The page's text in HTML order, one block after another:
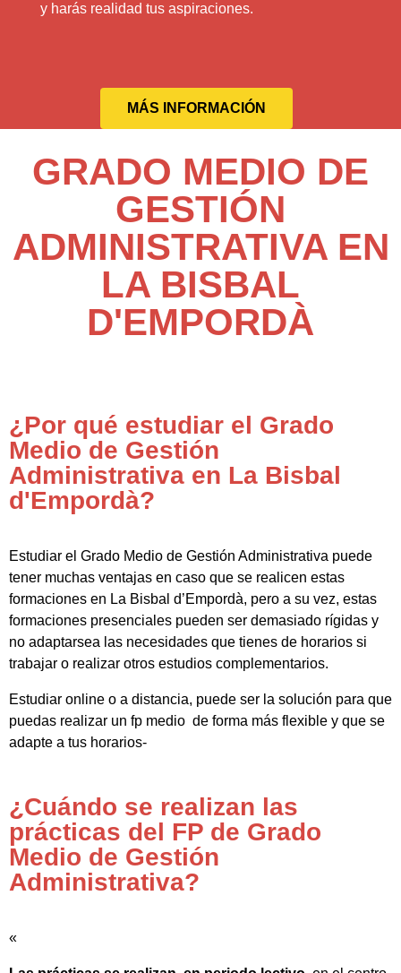
y harás realidad tus aspiraciones.
MÁS INFORMACIÓN
GRADO MEDIO DE
GESTIÓN
ADMINISTRATIVA EN
LA BISBAL
D'EMPORDÀ
¿Por qué estudiar el Grado
Medio de Gestión
Administrativa en La Bisbal
d'Empordà?
Estudiar el Grado Medio de Gestión Administrativa puede
tener muchas ventajas en caso que se realicen estas
formaciones en La Bisbal d’Empordà, pero a su vez, estas
formaciones presenciales pueden ser demasiado rígidas y
no adaptarsea las necesidades que tienes de horarios si
trabajar o realizar otros estudios complementarios.
Estudiar online o a distancia, puede ser la solución para que
puedas realizar un fp medio de forma más flexible y que se
adapte a tus horarios-
¿Cuándo se realizan las
prácticas del FP de Grado
Medio de Gestión
Administrativa?
«